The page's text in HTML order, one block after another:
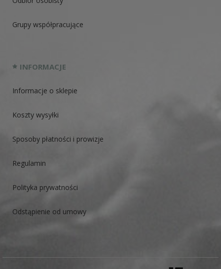
Grupy współpracujące
INFORMACJE
Informacje o sklepie
Koszty wysyłki
Sposoby płatności i prowizje
Regulamin
Polityka prywatności
Odstąpienie od umowy